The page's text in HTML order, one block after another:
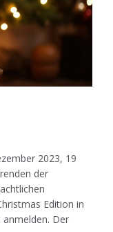
2023, 19
der
Edition in
anmelden. Der